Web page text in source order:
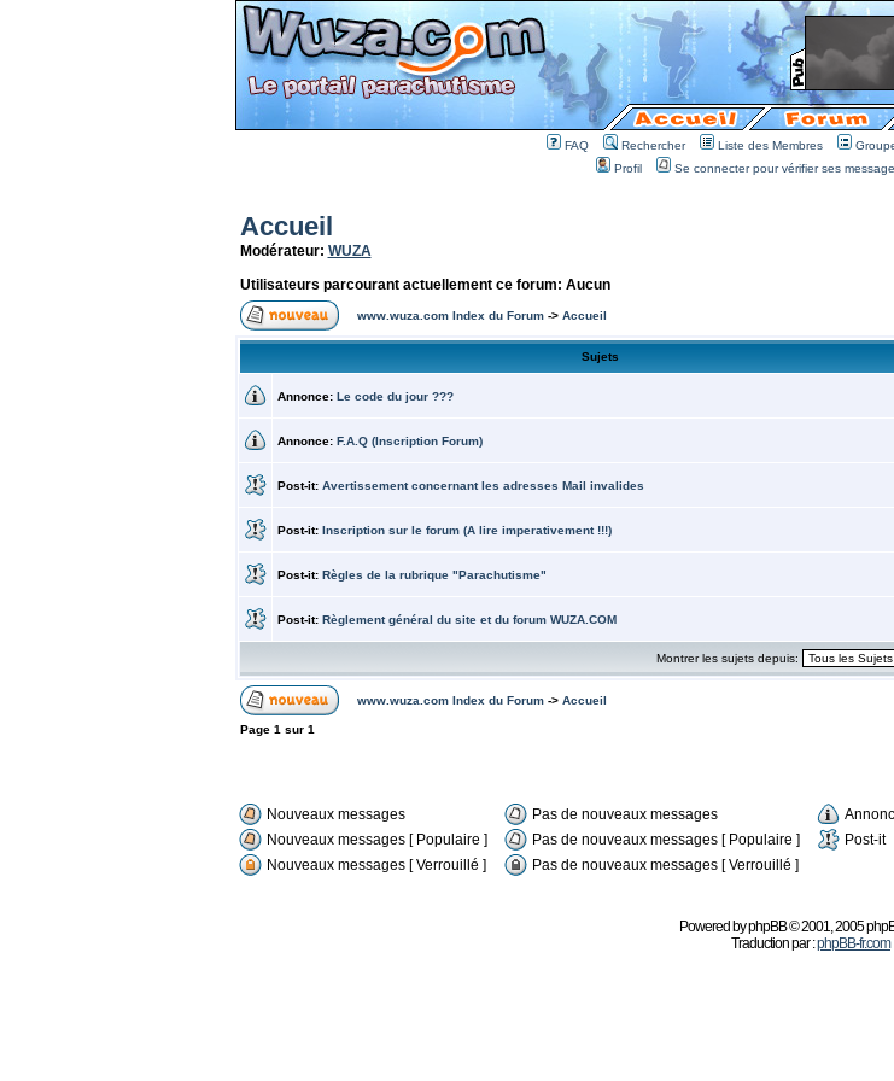
FAQ Rechercher Liste des Membres
Profil
Se connecter pour vérifier ses
Accueil
Modérateur: WUZA
Utilisateurs parcourant actuellement ce forum: Aucun
www.wuza.com Index du Forum-> Accueil
Sujets
Annonce: Le code du jour ???
Annonce: F.A.Q (Inscription Forum)
Post-it: Avertissement concernant les adresses Mail invalides
Post-it: Inscription sur le forum (A lire imperativement !!!)
Post-it: Règles de la rubrique "Parachutisme"
Post-it: Règlement général du site et du forum WUZA.COM
Montrer les sujets depuis:
www.wuza.com Index du Forum-> Accueil
Page 1 sur 1
Nouveaux messages Pas de nouveaux messages
Nouveaux messages [ Populaire ]
Pas de nouveaux messages [ Populaire ]
Post-it
Nouveaux messages [ Verrouillé ]
Pas de nouveaux messages [ Verrouillé ]
Powered byphpBB© 2001, 2005
Traduction par :phpBB-fr.com